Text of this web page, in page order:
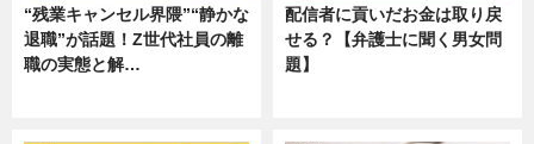
“残業キャンセル界隈”“静かな
退職”が話題！Z世代社員の離
職の実態と解…
配信者に貢いだお金は取り戻
せる？【弁護士に聞く男女問
題】